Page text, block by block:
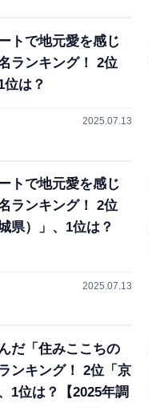
トで地元愛を感じ
ランキング！ 2位
は？
2025.07.13
トで地元愛を感じ
ランキング！ 2位
県）」、1位は？
2025.07.13
だ「住みここちの
ンキング！ 2位「京
1位は？【2025年調